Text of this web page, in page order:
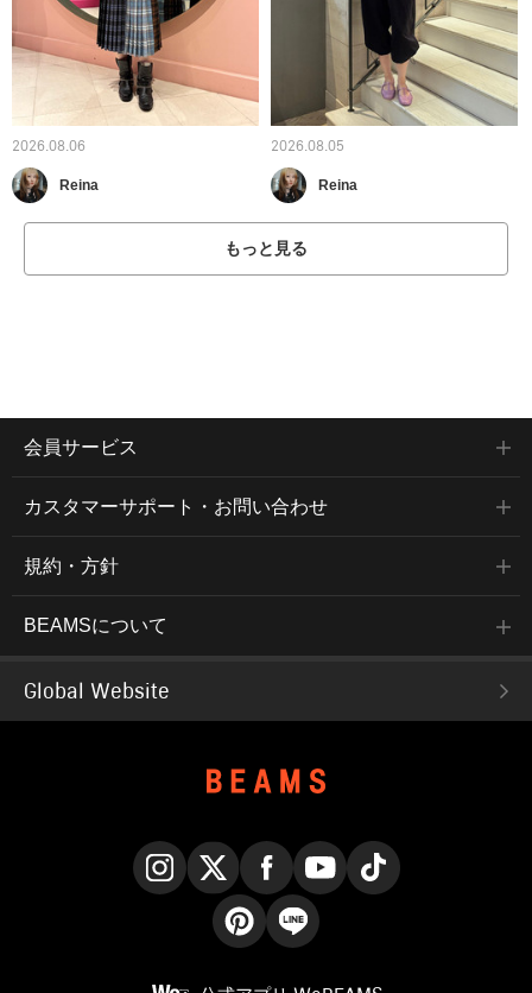
2026.08.06
Reina
2026.08.05
Reina
もっと見る
会員サービス
カスタマーサポート・お問い合わせ
規約・方針
BEAMSについて
Global Website